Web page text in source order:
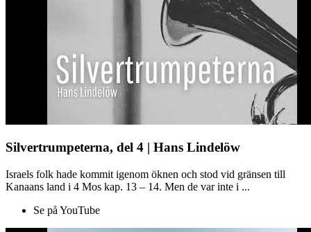
Silvertrumpeterna, del 4 | Hans Lindelöw
Israels folk hade kommit igenom öknen och stod vid gränsen till
Kanaans land i 4 Mos kap. 13 – 14. Men de var inte i ...
Se på YouTube